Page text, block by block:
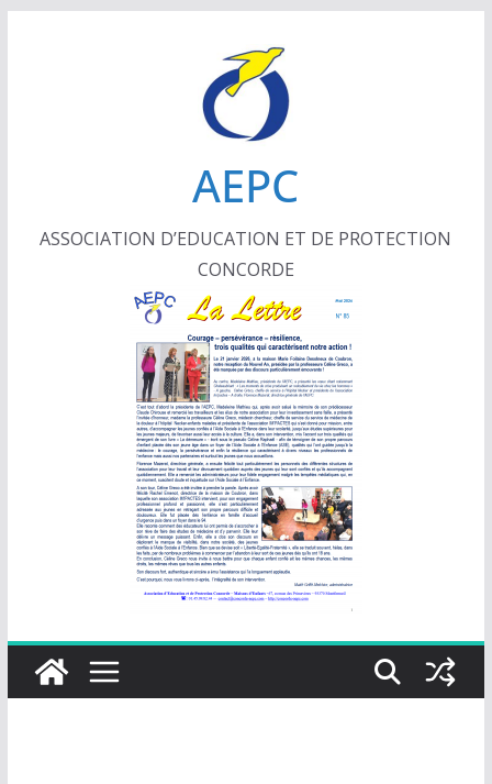
AEPC
ASSOCIATION D’EDUCATION ET DE PROTECTION
CONCORDE